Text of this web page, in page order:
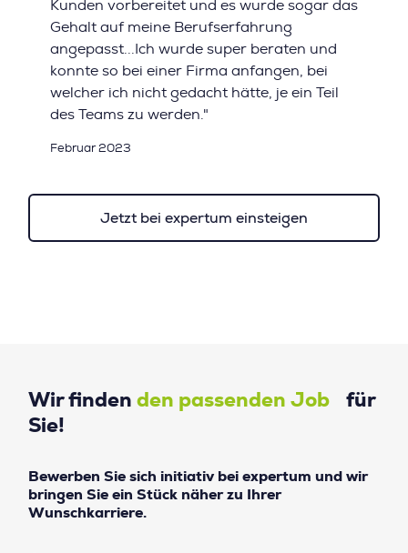
Kunden vorbereitet und es wurde sogar das
Gehalt auf meine Berufserfahrung
angepasst...Ich wurde super beraten und
konnte so bei einer Firma anfangen, bei
welcher ich nicht gedacht hätte, je ein Teil
des Teams zu werden."
Februar 2023
Jetzt bei expertum einsteigen
Wir finden den passenden Job für
Sie!
Bewerben Sie sich initiativ bei expertum und wir
bringen Sie ein Stück näher zu Ihrer
Wunschkarriere.